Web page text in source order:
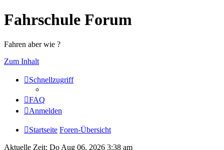
Fahrschule Forum
Fahren aber wie ?
Zum Inhalt
Schnellzugriff
FAQ
Anmelden
Startseite Foren-Übersicht
Aktuelle Zeit: Do Aug 06, 2026 3:38 am